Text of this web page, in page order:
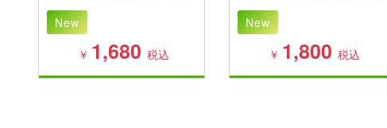
New
￥ 1,680 税込
New
￥ 1,800 税込